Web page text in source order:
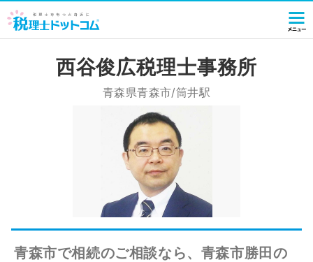
西谷俊広税理士事務所
青森県青森市/筒井駅
青森市で相続のご相談なら、青森市勝田の